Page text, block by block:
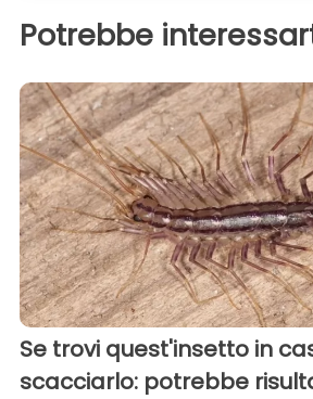
Potrebbe
Se trovi quest'insetto in
scacciarlo: potrebbe